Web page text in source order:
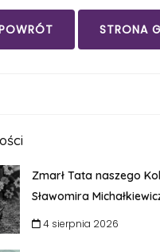
STRONA
Zmarł Tata naszego
Sławomira
4 sierpnia 2026